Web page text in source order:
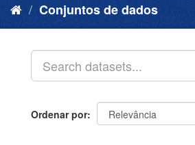
Conjuntos de dados
Ordenar por